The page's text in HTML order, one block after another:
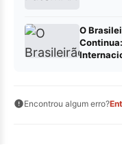
O
Encontrou algum erro?